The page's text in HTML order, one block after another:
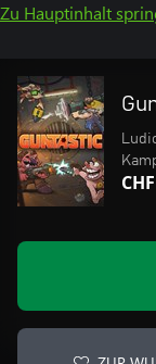
Zu Hauptinhalt